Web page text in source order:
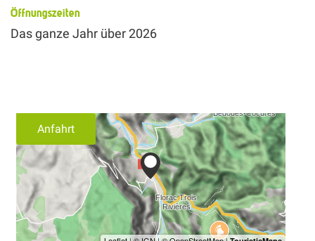
Öffnungszeiten
Das ganze Jahr über 2026
Anfahrt